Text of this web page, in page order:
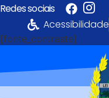
Redes sociais
Acessibilidade
[fonte_contraste]